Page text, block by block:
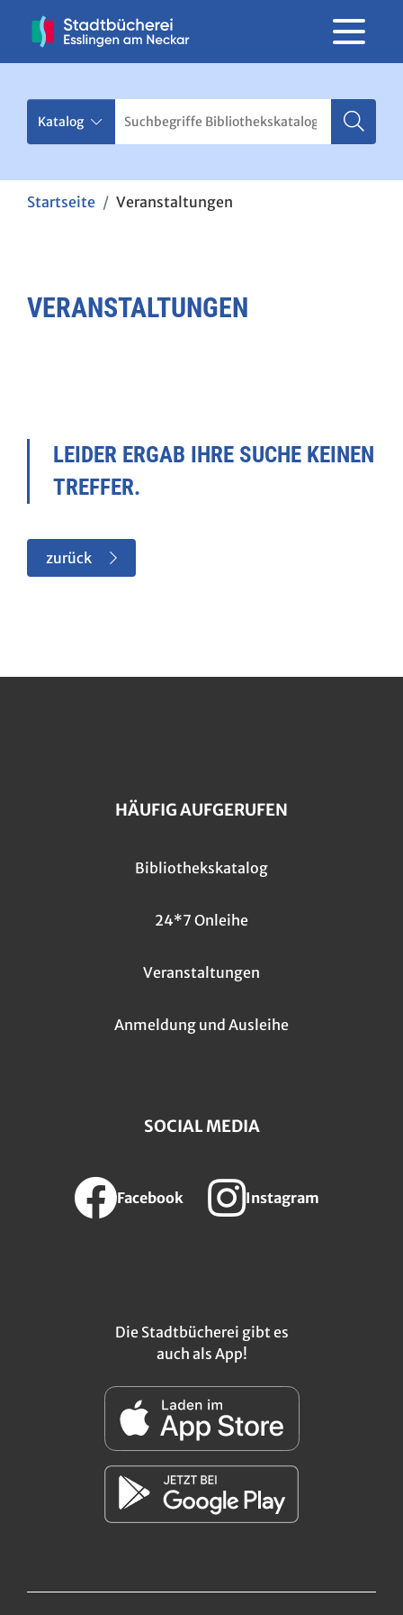
Startseite Veranstaltungen
VERANSTALTUNGEN
LEIDER ERGAB IHRE SUCHE KEINEN
TREFFER.
zurück
HÄUFIG AUFGERUFEN
Bibliothekskatalog
24*7 Onleihe
Veranstaltungen
Anmeldung und Ausleihe
SOCIAL MEDIA
Facebook Instagram
Die Stadtbücherei gibt es
auch als App!